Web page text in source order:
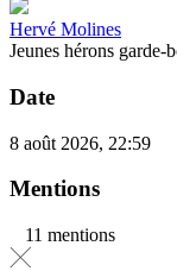
Hervé Molines
Jeunes hérons
Date
8 août 2026, 22:59
Mentions
11 mentions